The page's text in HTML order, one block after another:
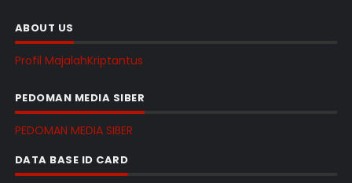
ABOUT US
Profil MajalahKriptantus
PEDOMAN MEDIA SIBER
PEDOMAN MEDIA SIBER
DATA BASE ID CARD